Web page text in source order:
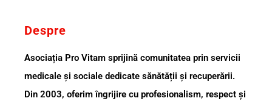
Despre
Asociația Pro Vitam sprijină comunitatea prin servicii
medicale și sociale dedicate sănătății și recuperării.
Din 2003, oferim îngrijire cu profesionalism, respect și